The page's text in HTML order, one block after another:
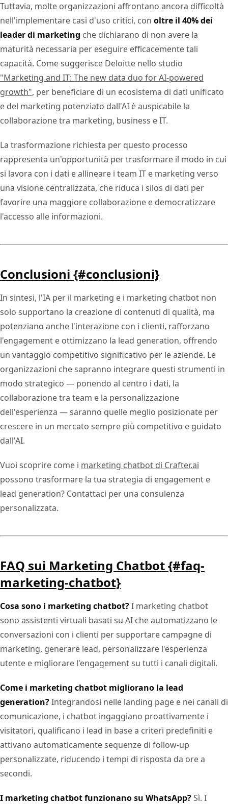
Tuttavia, molte organizzazioni affrontano ancora difficoltà
nell'implementare casi d'uso critici, con oltre il 40% dei
leader di marketing che dichiarano di non avere la
maturità necessaria per eseguire efficacemente tali
capacità. Come suggerisce Deloitte nello studio
"Marketing and IT: The new data duo for AI-powered
growth", per beneficiare di un ecosistema di dati unificato
e del marketing potenziato dall'AI è auspicabile la
collaborazione tra marketing, business e IT.
La trasformazione richiesta per questo processo
rappresenta un'opportunità per trasformare il modo in cui
si lavora con i dati e allineare i team IT e marketing verso
una visione centralizzata, che riduca i silos di dati per
favorire una maggiore collaborazione e democratizzare
l'accesso alle informazioni.
Conclusioni {#conclusioni}
In sintesi, l'IA per il marketing e i marketing chatbot non
solo supportano la creazione di contenuti di qualità, ma
potenziano anche l'interazione con i clienti, rafforzano
l'engagement e ottimizzano la lead generation, offrendo
un vantaggio competitivo significativo per le aziende. Le
organizzazioni che sapranno integrare questi strumenti in
modo strategico — ponendo al centro i dati, la
collaborazione tra team e la personalizzazione
dell'esperienza — saranno quelle meglio posizionate per
crescere in un mercato sempre più competitivo e guidato
dall'AI.
Vuoi scoprire come i marketing chatbot di Crafter.ai
possono trasformare la tua strategia di engagement e
lead generation? Contattaci per una consulenza
personalizzata.
FAQ sui Marketing Chatbot {#faq-
marketing-chatbot}
Cosa sono i marketing chatbot?I marketing chatbot
sono assistenti virtuali basati su AI che automatizzano le
conversazioni con i clienti per supportare campagne di
marketing, generare lead, personalizzare l'esperienza
utente e migliorare l'engagement su tutti i canali digitali.
Come i marketing chatbot migliorano la lead
generation?Integrandosi nelle landing page e nei canali di
comunicazione, i chatbot ingaggiano proattivamente i
visitatori, qualificano i lead in base a criteri predefiniti e
attivano automaticamente sequenze di follow-up
personalizzate, riducendo i tempi di risposta da ore a
secondi.
I marketing chatbot funzionano su WhatsApp?Sì. I